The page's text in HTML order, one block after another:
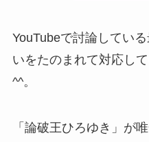
YouTubeで討論してい
いをたのまれて対応し
^^。
「論破王ひろゆき」が